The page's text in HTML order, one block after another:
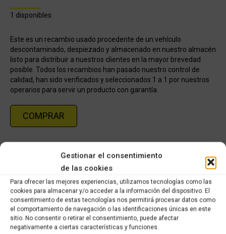
Gestionar el consentimiento
de las cookies
Para ofrecer las mejores experiencias, utilizamos tecnologías como las
cookies para almacenar y/o acceder a la información del dispositivo. El
consentimiento de estas tecnologías nos permitirá procesar datos como
el comportamiento de navegación o las identificaciones únicas en este
sitio. No consentir o retirar el consentimiento, puede afectar
negativamente a ciertas características y funciones.
1 disponibles
Este es un recambio usado procedente de un vehículo
descontaminado, despiezado y almacenado en nuestro almacén
listo para distribuir a nuestros clientes en la mayor brevedad
posible. Todos los recambios han pasado nuestro control de
calidad, han sido verificados y seleccionados 1 a 1 por nuestros
operarios para servir un producto con garantía.
COMPRAR
Share this product
Share
on
Share
on
Share
on
Share
on